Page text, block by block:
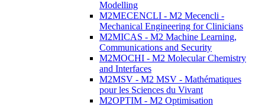
Modelling
M2MECENCLI - M2 Mecencli -
Mechanical Engineering for Clinicians
M2MICAS - M2 Machine Learning,
Communications and Security
M2MOCHI - M2 Molecular Chemistry
and Interfaces
M2MSV - M2 MSV - Mathématiques
pour les Sciences du Vivant
M2OPTIM - M2 Optimisation